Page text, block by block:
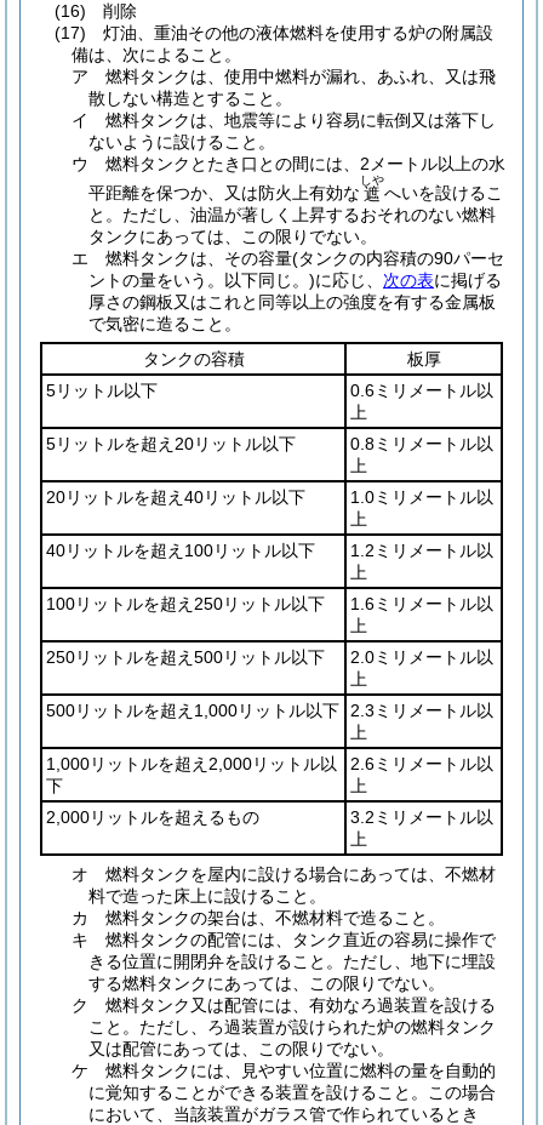
(16)
削除
(17)
灯油、重油その他の液体燃料を使用する炉の附属設
備は、次によること。
ア
燃料タンクは、使用中燃料が漏れ、あふれ、又は飛
散しない構造とすること。
イ
燃料タンクは、地震等により容易に転倒又は落下し
ないように設けること。
ウ
燃料タンクとたき口との間には、2メートル以上の水
平距離を保つか、又は防火上有効な 遮
しや
へいを設けるこ
と。 ただし、油温が著しく上昇するおそれのない燃料
タンクにあっては、この限りでない。
エ
燃料タンクは、その容量(タンクの内容積の90パーセ
ントの量をいう。以下同じ。)に応じ、 次の表に掲げる
厚さの鋼板又はこれと同等以上の強度を有する金属板
で気密に造ること。
タンクの容積
板厚
5リットル以下
0.6ミリメートル以
上
5リットルを超え20リットル以下
0.8ミリメートル以
上
20リットルを超え40リットル以下
1.0ミリメートル以
上
40リットルを超え100リットル以下
1.2ミリメートル以
上
100リットルを超え250リットル以下
1.6ミリメートル以
上
250リットルを超え500リットル以下
2.0ミリメートル以
上
500リットルを超え1,000リットル以下
2.3ミリメートル以
上
1,000リットルを超え2,000リットル以
下
2.6ミリメートル以
上
2,000リットルを超えるもの
3.2ミリメートル以
上
オ
燃料タンクを屋内に設ける場合にあっては、不燃材
料で造った床上に設けること。
カ
燃料タンクの架台は、不燃材料で造ること。
キ
燃料タンクの配管には、タンク直近の容易に操作で
きる位置に開閉弁を設けること。 ただし、地下に埋設
する燃料タンクにあっては、この限りでない。
ク
燃料タンク又は配管には、有効なろ過装置を設ける
こと。 ただし、ろ過装置が設けられた炉の燃料タンク
又は配管にあっては、この限りでない。
ケ
燃料タンクには、見やすい位置に燃料の量を自動的
に覚知することができる装置を設けること。
この場合
において、当該装置がガラス管で作られているとき